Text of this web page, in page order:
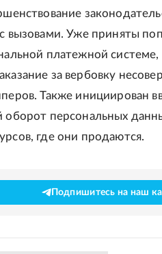
вызовами. Уже приняты
платежной
за вербовку
Также инициирован
оборот персональных
где они продаются.
Подпишитесь на наш